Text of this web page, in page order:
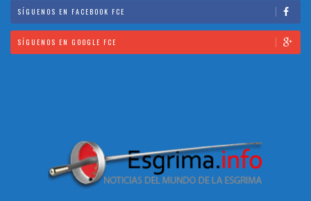
SÍGUENOS EN FACEBOOK FCE
SÍGUENOS EN GOOGLE FCE